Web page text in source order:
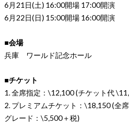
6月21日(土) 16:00開場 17:00開演
6月22日(日) 15:00開場 16:00開演
■会場
兵庫 ワールド記念ホール
■チケット
1. 全席指定：\12,100 (チケット代
2. プレミアムチケット：\18,150 (全
グレード：\5,500＋税)